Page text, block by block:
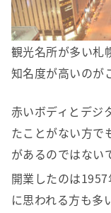
観光名所が多い札
知名度が高いのが
赤いボディとデジ
たことがない方で
があるのではない
開業したのは
に思われる方も多